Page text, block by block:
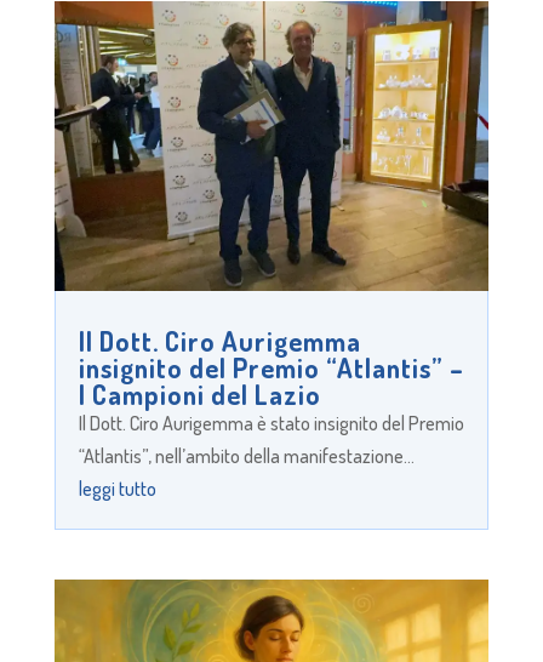
Il Dott. Ciro Aurigemma
insignito del Premio “Atlantis” –
I Campioni del Lazio
Il Dott. Ciro Aurigemma è stato insignito del Premio
“Atlantis”, nell’ambito della manifestazione...
leggi tutto